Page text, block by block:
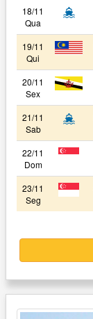
18/11
Qua
19/11
Qui
20/11
Sex
21/11
Sab
22/11
Dom
23/11
Seg